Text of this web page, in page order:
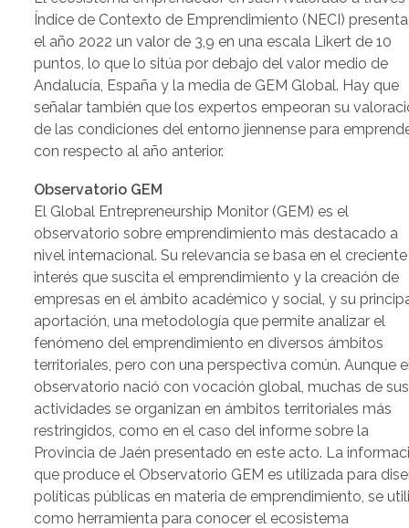
Índice de Contexto de Emprendimiento (NECI)
el año 2022 un valor de 3,9 en una escala Likert de 10
puntos, lo que lo sitúa por debajo del valor medio de
Andalucía, España y la media de GEM Global. Hay que
señalar también que los expertos empeoran su
de las condiciones del entorno jiennense para
con respecto al año anterior.
Observatorio GEM
El Global Entrepreneurship Monitor (GEM) es el
observatorio sobre emprendimiento más destacado a
nivel internacional. Su relevancia se basa en el creciente
interés que suscita el emprendimiento y la creación de
empresas en el ámbito académico y social, y su
aportación, una metodología que permite analizar el
fenómeno del emprendimiento en diversos ámbitos
territoriales, pero con una perspectiva común. Aunque
observatorio nació con vocación global, muchas de sus
actividades se organizan en ámbitos territoriales más
restringidos, como en el caso del informe sobre la
Provincia de Jaén presentado en este acto. La
que produce el Observatorio GEM es utilizada para
políticas públicas en materia de emprendimiento, se
como herramienta para conocer el ecosistema